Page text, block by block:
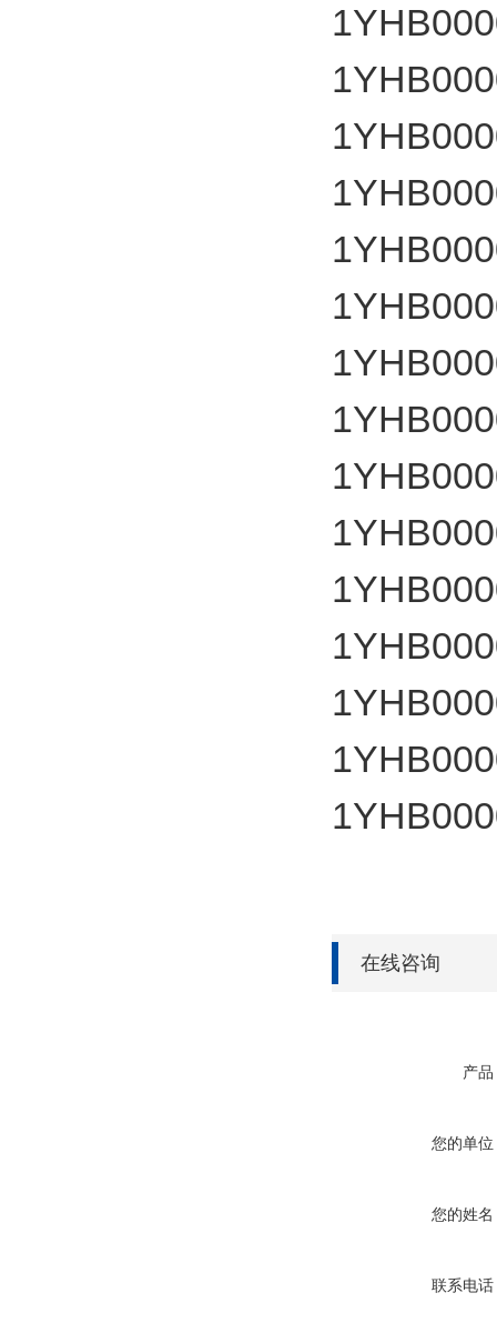
在线咨询
产品
您的单位
您的姓名
联系电话